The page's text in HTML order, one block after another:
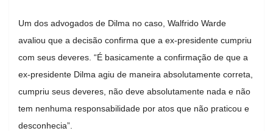
Um dos advogados de Dilma no caso, Walfrido Warde
avaliou que a decisão confirma que a ex-presidente cumpriu
com seus deveres. “É basicamente a confirmação de que a
ex-presidente Dilma agiu de maneira absolutamente correta,
cumpriu seus deveres, não deve absolutamente nada e não
tem nenhuma responsabilidade por atos que não praticou e
desconhecia”.